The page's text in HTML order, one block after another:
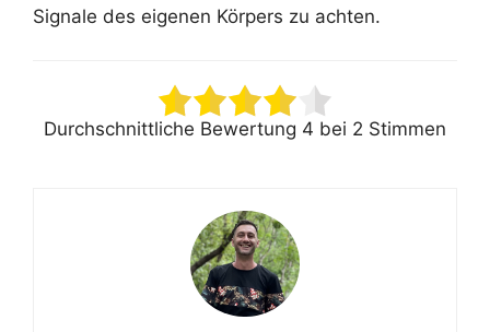
Signale des eigenen Körpers zu achten.
Durchschnittliche Bewertung 4 bei 2 Stimmen